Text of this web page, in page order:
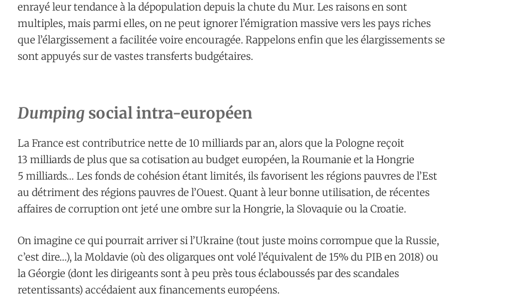
enrayé leur tendance à la dépopulation depuis la chute du Mur. Les raisons en sont
multiples, mais parmi elles, on ne peut ignorer l’émigration massive vers les pays riches
que l’élargissement a facilitée voire encouragée. Rappelons enfin que les élargissements se
sont appuyés sur de vastes transferts budgétaires.
Dumping social intra-européen
La France est contributrice nette de 10 milliards par an, alors que la Pologne reçoit
13 milliards de plus que sa cotisation au budget européen, la Roumanie et la Hongrie
5 milliards… Les fonds de cohésion étant limités, ils favorisent les régions pauvres de l’Est
au détriment des régions pauvres de l’Ouest. Quant à leur bonne utilisation, de récentes
affaires de corruption ont jeté une ombre sur la Hongrie, la Slovaquie ou la Croatie.
On imagine ce qui pourrait arriver si l’Ukraine (tout juste moins corrompue que la Russie,
c’est dire…), la Moldavie (où des oligarques ont volé l’équivalent de 15% du PIB en 2018) ou
la Géorgie (dont les dirigeants sont à peu près tous éclaboussés par des scandales
retentissants) accédaient aux financements européens.